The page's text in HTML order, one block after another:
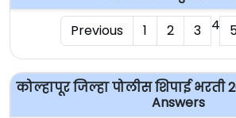
Previous
1 2 3 4
कोल्हापूर जिल्हा पोलीस शिपाई भरती
Answers